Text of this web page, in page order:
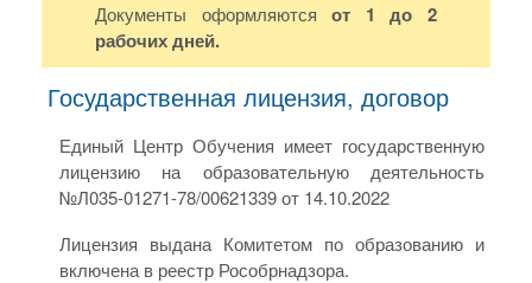
Документы оформляютсяот 1 до 2
рабочих дней.
Государственная лицензия, договор
Единый Центр Обучения имеет государственную
лицензию на образовательную деятельность
№Л035-01271-78/00621339 от 14.10.2022
Лицензия выдана Комитетом по образованию и
включена в реестр Рособрнадзора.